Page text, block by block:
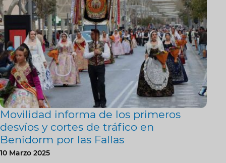
Movilidad informa de los primeros
desvíos y cortes de tráfico en
Benidorm por las Fallas
10 Marzo 2025